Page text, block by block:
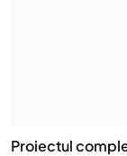
Proiectul